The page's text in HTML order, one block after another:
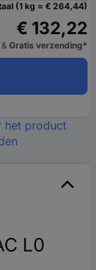
(1 kg = € 264,44)
€ 132,22
& Gratis verzending*
het product
L0